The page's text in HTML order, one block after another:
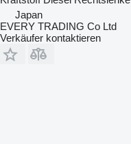
Japan
EVERY TRADING Co Ltd
Verkäufer kontaktieren